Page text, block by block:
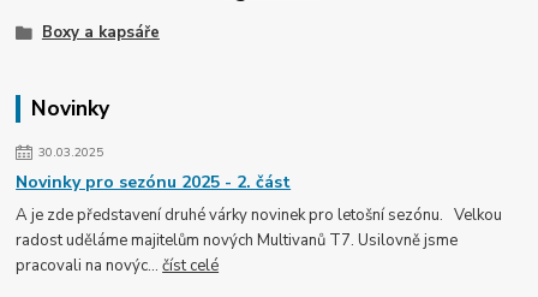
Novinky
30.03.2025
Novinky pro sezónu 2025 - 2. část
A je zde představení druhé várky novinek pro letošní sezónu. Velkou
radost uděláme majitelům nových Multivanů T7. Usilovně jsme
pracovali na novýc...číst celé
Boxy a kapsáře